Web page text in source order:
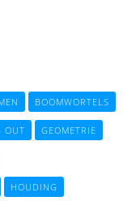
BOOMWORTELS
OUT GEOMETRIE
HOUDING